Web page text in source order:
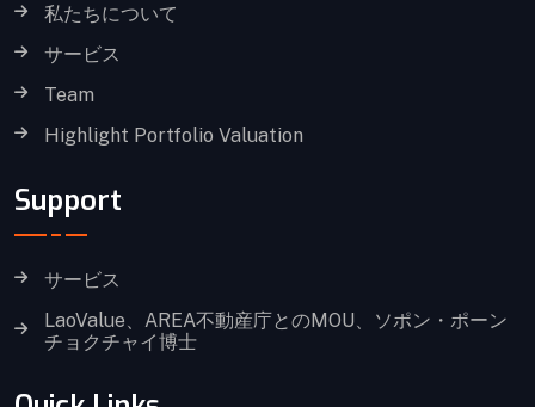
私たちについて
サービス
Team
Highlight Portfolio Valuation
Support
サービス
LaoValue、AREA不動産庁とのMOU、ソポン・ポーン
チョクチャイ博士